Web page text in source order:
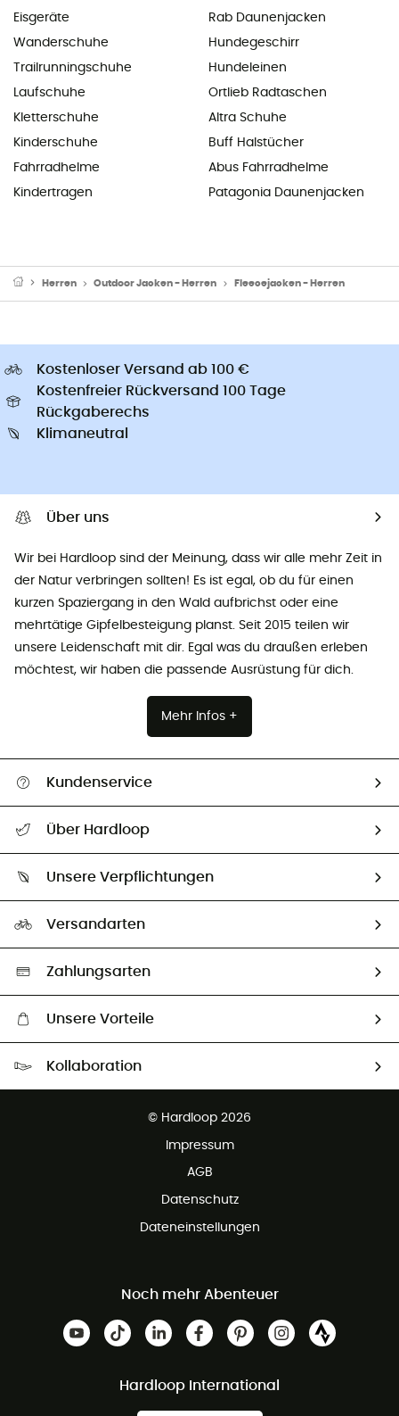
Eisgeräte
Wanderschuhe
Trailrunningschuhe
Laufschuhe
Kletterschuhe
Kinderschuhe
Fahrradhelme
Kindertragen
Rab Daunenjacken
Hundegeschirr
Hundeleinen
Ortlieb Radtaschen
Altra Schuhe
Buff Halstücher
Abus Fahrradhelme
Patagonia Daunenjacken
Herren Outdoor Jacken - Herren Fleecejacken - Herren
Kostenloser Versand ab 100 €
Kostenfreier Rückversand 100 Tage
Rückgaberechs
Klimaneutral
Über uns
Wir bei Hardloop sind der Meinung, dass wir alle mehr Zeit in
der Natur verbringen sollten! Es ist egal, ob du für einen
kurzen Spaziergang in den Wald aufbrichst oder eine
mehrtätige Gipfelbesteigung planst. Seit 2015 teilen wir
unsere Leidenschaft mit dir. Egal was du draußen erleben
möchtest, wir haben die passende Ausrüstung für dich.
Mehr Infos +
Kundenservice
Größentabelle
Vertrag widerrufen
Über Hardloop
Unsere Botschafter
Unsere Verpflichtungen
Auswahl an nachhaltigen Produkten
Versandarten
Zahlungsarten
Unsere Vorteile
Kollaboration
© Hardloop 2026
Impressum
AGB
Datenschutz
Dateneinstellungen
Noch mehr Abenteuer
Hardloop International